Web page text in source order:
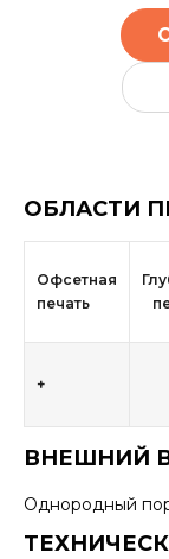
ОБЛАСТИ
Офсетная
печать
+
ВНЕШНИЙ
Однородный